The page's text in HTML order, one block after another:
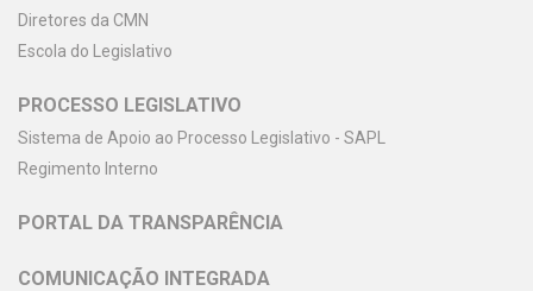
Diretores da CMN
Escola do Legislativo
PROCESSO LEGISLATIVO
Sistema de Apoio ao Processo Legislativo - SAPL
Regimento Interno
PORTAL DA TRANSPARÊNCIA
COMUNICAÇÃO INTEGRADA